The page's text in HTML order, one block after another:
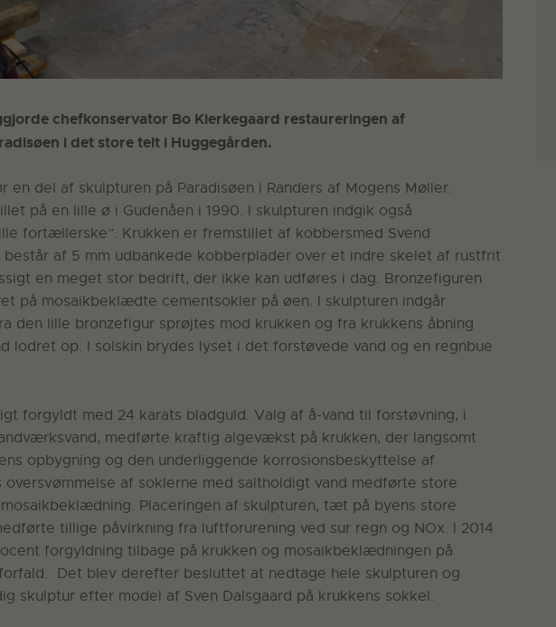
chefkonservator Bo Kierkegaard restaureringen af
i det store telt i Huggegården.
en del af skulpturen på Paradisøen i Randers af Mogens Møller.
på en lille ø i Gudenåen i 1990. I skulpturen indgik også
fortællerske”. Krukken er fremstillet af kobbersmed Svend
består af 5 mm udbankede kobberplader over et indre skelet af rustfrit
en meget stor bedrift, der ikke kan udføres i dag. Bronzefiguren
på mosaikbeklædte cementsokler på øen. I skulpturen indgår
den lille bronzefigur sprøjtes mod krukken og fra krukkens åbning
lodret op. I solskin brydes lyset i det forstøvede vand og en regnbue
forgyldt med 24 karats bladguld. Valg af å-vand til forstøvning, i
medførte kraftig algevækst på krukken, der langsomt
opbygning og den underliggende korrosionsbeskyttelse af
af soklerne med saltholdigt vand medførte store
Placeringen af skulpturen, tæt på byens store
tillige påvirkning fra luftforurening ved sur regn og NOx. I 2014
forgyldning tilbage på krukken og mosaikbeklædningen på
Det blev derefter besluttet at nedtage hele skulpturen og
skulptur efter model af Sven Dalsgaard på krukkens sokkel.